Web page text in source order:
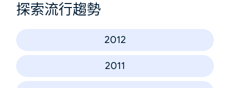
探索流行趨勢
2012
2011